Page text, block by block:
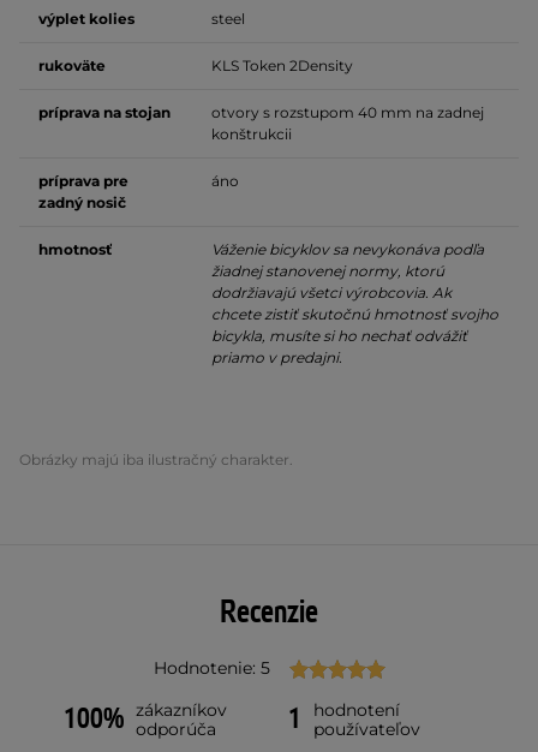
výplet kolies steel
rukoväte KLS Token 2Density
príprava na stojan
otvory s rozstupom 40 mm na zadnej
konštrukcii
príprava pre
zadný nosič
áno
hmotnosť
Váženie bicyklov sa nevykonáva podľa
žiadnej stanovenej normy, ktorú
dodržiavajú všetci výrobcovia. Ak
chcete zistiť skutočnú hmotnosť svojho
bicykla, musíte si ho nechať odvážiť
priamo v predajni.
Obrázky majú iba ilustračný charakter.
Recenzie
Hodnotenie: 5
100% zákazníkov
odporúča
1
hodnotení
používateľov